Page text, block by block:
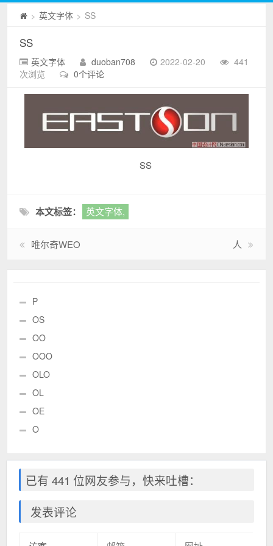
> 英文字体 > SS
SS
英文字体 duoban708 2022-02-20
441
次浏览
0个评论
SS
本文标签： 英文字体,
唯尔奇WEO 人
P
OS
OO
OOO
OLO
OL
OE
O
已有 441 位网友参与，快来吐槽：
发表评论